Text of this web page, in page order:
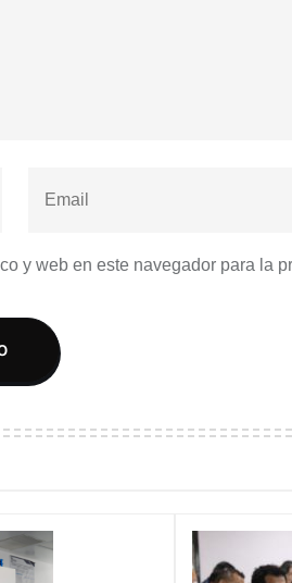
y web en este navegador para la